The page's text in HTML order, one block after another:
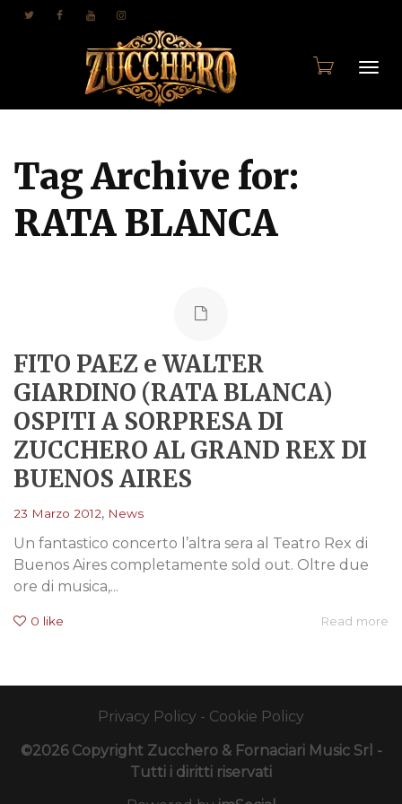
Tag Archive for:
RATA BLANCA
FITO PAEZ e WALTER
GIARDINO (RATA BLANCA)
OSPITI A SORPRESA DI
ZUCCHERO AL GRAND REX DI
BUENOS AIRES
23 Marzo 2012, News
Un fantastico concerto l’altra sera al Teatro Rex di
Buenos Aires completamente sold out. Oltre due
ore di musica,...
0 like Read more
Privacy Policy - Cookie Policy
©2026 Copyright Zucchero & Fornaciari Music Srl -
Tutti i diritti riservati